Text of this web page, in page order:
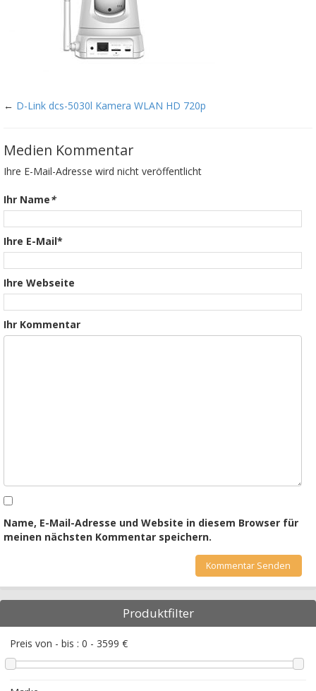
← D-Link dcs-5030l Kamera WLAN HD 720p
Medien Kommentar
Ihre E-Mail-Adresse wird nicht veröffentlicht
Ihr Name*
Ihre E-Mail*
Ihre Webseite
Ihr Kommentar
Name, E-Mail-Adresse und Website in diesem Browser für
meinen nächsten Kommentar speichern.
Produktfilter
Preis von - bis : 0 - 3599 €